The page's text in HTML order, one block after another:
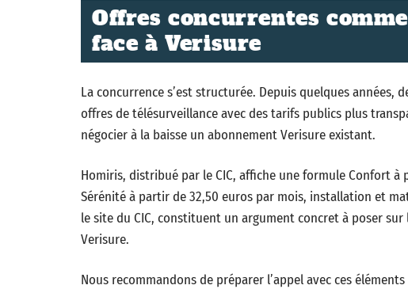
Offres concurrentes
face à Verisure
La concurrence s’est structurée. Depuis quelques
offres de télésurveillance avec des tarifs publics plus
négocier à la baisse un abonnement Verisure existant.
Homiris, distribué par le CIC, affiche une formule Confort
Sérénité à partir de 32,50 euros par mois, installation et
le site du CIC, constituent un argument concret à poser
Verisure.
Nous recommandons de préparer l’appel avec ces éléments